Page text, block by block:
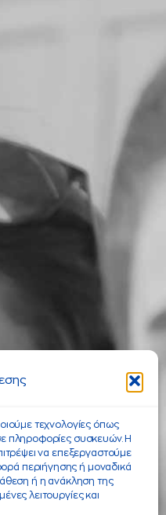
τεχνολογίες όπως
πληροφορίες συσκευών. Η
να επεξεργαστούμε
περιήγησης ή μοναδικά
ή η ανάκληση της
λειτουργίες και